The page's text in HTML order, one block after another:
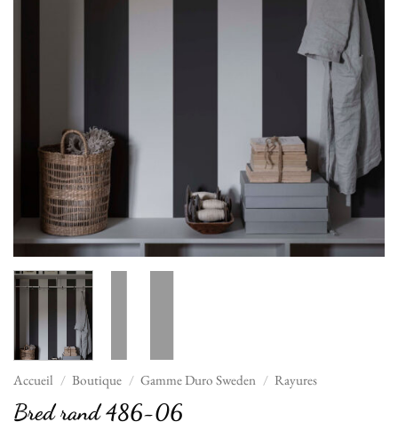
Accueil / Boutique / Gamme Duro Sweden / Rayures
Bred rand 486-06